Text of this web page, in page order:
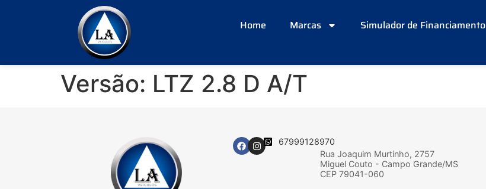
Home Marcas Simulador de Financiamento
Versão: LTZ 2.8 D A/T
67999128970
Rua Joaquim Murtinho, 2757
Miguel Couto - Campo Grande/MS
CEP 79041-060